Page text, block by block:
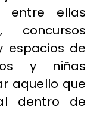
entre ellas
concursos
espacios de
y niñas
aquello que
dentro de